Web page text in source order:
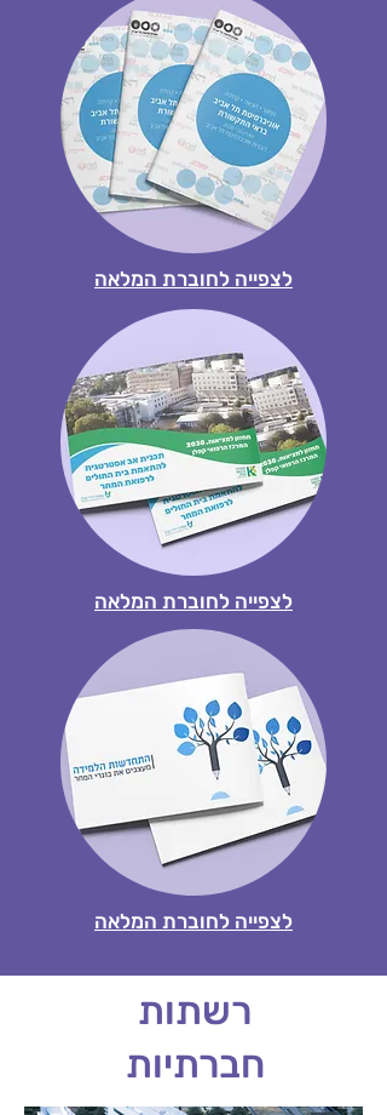
לצפייה לחוברת המלאה
לצפייה לחוברת המלאה
לצפייה לחוברת המלאה
רשתות
חברתיות